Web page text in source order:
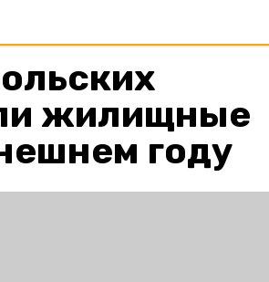
жилищные
году